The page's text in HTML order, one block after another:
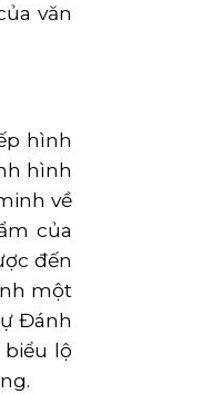
văn
hình
hình
về
của
đến
một
Đánh
lộ